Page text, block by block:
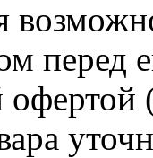
перед